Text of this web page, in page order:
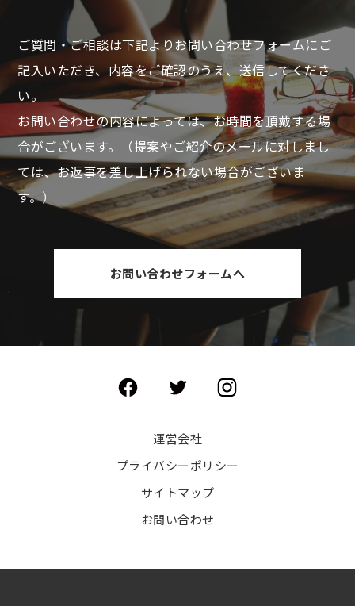
ご質問・ご相談は下記よりお問い合わせフォームにご
記入いただき、内容をご確認のうえ、送信してくださ
い。
お問い合わせの内容によっては、お時間を頂戴する場
合がございます。
（提案やご紹介のメールに対しまし
ては、お返事を差し上げられない場合がございま
す。）
お問い合わせフォームへ
運営会社
プライバシーポリシー
サイトマップ
お問い合わせ